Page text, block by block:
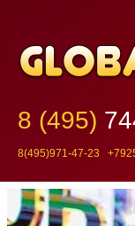
8 (495)
8(495)971-47-23